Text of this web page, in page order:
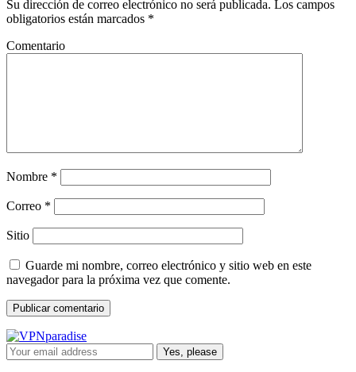
Su dirección de correo electrónico no será publicada. Los campos
obligatorios están marcados *
Comentario
Nombre *
Correo *
Sitio
Guarde mi nombre, correo electrónico y sitio web en este
navegador para la próxima vez que comente.
Yes, please